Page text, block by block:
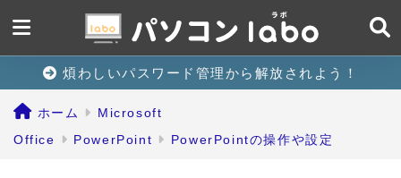
煩わしいパスワード管理から解放されよう！
ホーム
Microsoft
Office
PowerPoint PowerPointの操作や設定